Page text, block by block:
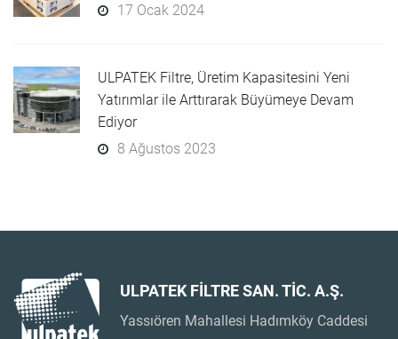
17 Ocak 2024
ULPATEK Filtre, Üretim Kapasitesini Yeni
Yatırımlar ile Arttırarak Büyümeye Devam
Ediyor
8 Ağustos 2023
ULPATEK FİLTRE SAN. TİC. A.Ş.
Yassıören Mahallesi Hadımköy Caddesi